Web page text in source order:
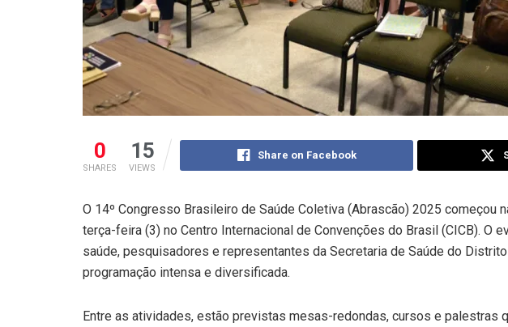
0
SHARES
15
VIEWS
Share on Facebook
O 14º Congresso Brasileiro de Saúde Coletiva (Abrascão) 2025 começou
terça-feira (3) no Centro Internacional de Convenções do Brasil (CICB). O
saúde, pesquisadores e representantes da Secretaria de Saúde do
programação intensa e diversificada.
Entre as atividades, estão previstas mesas-redondas, cursos e palestras